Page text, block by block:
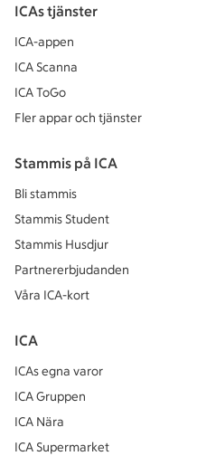
ICAs tjänster
ICA-appen
ICA Scanna
ICA ToGo
Fler appar och tjänster
Stammis på ICA
Bli stammis
Stammis Student
Stammis Husdjur
Partnererbjudanden
Våra ICA-kort
ICA
ICAs egna varor
ICA Gruppen
ICA Nära
ICA Supermarket